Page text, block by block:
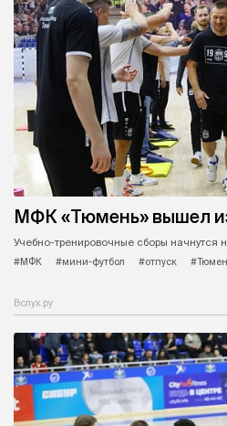
МФК «Тюмень» вышел
Учебно-тренировочные сборы начнутся
#МФК
#мини-футбол #отпуск
Вслух.ру